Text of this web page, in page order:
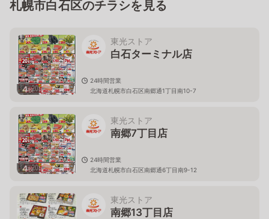
札幌市白石区のチラシを見る
4枚
東光ストア
白石ターミナル店
24時間営業
北海道札幌市白石区南郷通1丁目南10-7
4枚
東光ストア
南郷7丁目店
24時間営業
北海道札幌市白石区南郷通6丁目南9-12
東光ストア
南郷13丁目店